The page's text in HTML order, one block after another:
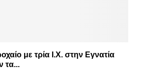
με τρία Ι.Χ. στην Εγνατία
τα...